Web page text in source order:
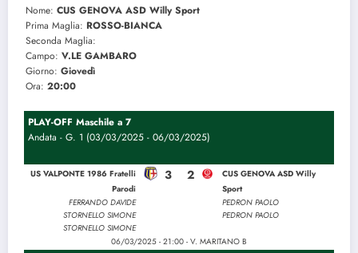
Nome: CUS GENOVA ASD Willy Sport
Prima Maglia: ROSSO-BIANCA
Seconda Maglia:
Campo: V.LE GAMBARO
Giorno: Giovedì
Ora: 20:00
PLAY-OFF Maschile a 7
Andata - G. 1 (03/03/2025 - 06/03/2025)
US VALPONTE 1986 Fratelli
Parodi
FERRANDO DAVIDE
STORNELLO SIMONE
STORNELLO SIMONE
3 2
CUS GENOVA ASD Willy
Sport
PEDRON PAOLO
PEDRON PAOLO
06/03/2025 - 21:00 - V. MARITANO B